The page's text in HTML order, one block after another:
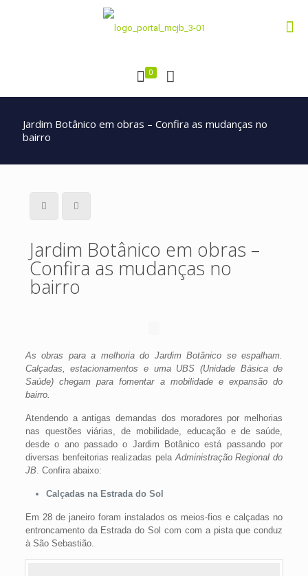
0
Jardim Botânico em obras – Confira as mudanças no
bairro
Jardim Botânico em obras –
Confira as mudanças no
bairro
As obras para a melhoria do Jardim Botânico se espalham.
Calçadas, estacionamentos e uma UBS (Unidade Básica de
Saúde) chegam para fomentar a mobilidade e expansão do
bairro.
Atendendo a antigas demandas dos moradores por melhorias
nas questões viárias, de mobilidade, educação e de saúde,
desde o ano passado o Jardim Botânico está passando por
diversas benfeitorias realizadas pela Administração Regional do
JB. Confira abaixo:
Calçadas na Estrada do Sol
Em 28 de janeiro foram instalados os meios-fios e calçadas no
entroncamento da Estrada do Sol com com a pista que conduz
à São Sebastião.